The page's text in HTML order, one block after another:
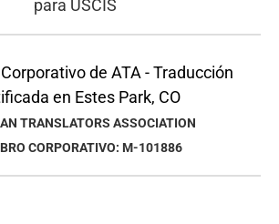
TRANSLATORS ASSOCIATION
CORPORATIVO: M-101886